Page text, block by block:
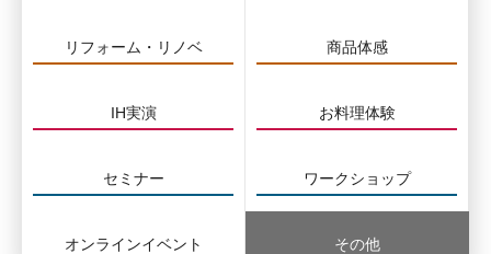
リフォーム・リノベ 商品体感
IH実演 お料理体験
セミナー ワークショップ
オンラインイベント その他